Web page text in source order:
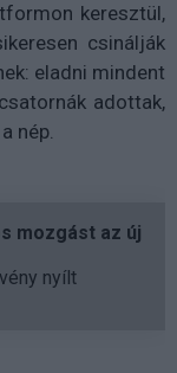
keresztül,
csinálják
eladni mindent
adottak,
nép.
mozgást az új
nyílt